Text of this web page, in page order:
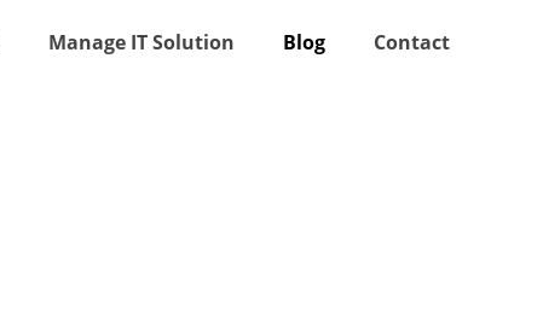
Manage IT Solution Blog Contact